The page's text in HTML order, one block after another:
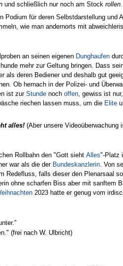
und schließlich nur noch am Stock rollen.
für deren Selbstdarstellung und
wie man andernorts mit
an seinen eigenen Dunghaufen
mehr zur Geltung bringen. Dass
deren Bediener und deshalb gut
Ob hernach in der Polizei- und
ist zurStunde noch offen, gewiss ist
riechen lassen muss, um die Elite
alles! (Aber unsere
Rollbahn den "Gott sieht Alles"-Platz
war als die der Bundeskanzlerin. Von
Redefluss, falls dieser den Plenarsaal
ohne scharfen Biss aber mit sanftem
2023 hatte er genug vom
(frei nach W. Ulbricht)